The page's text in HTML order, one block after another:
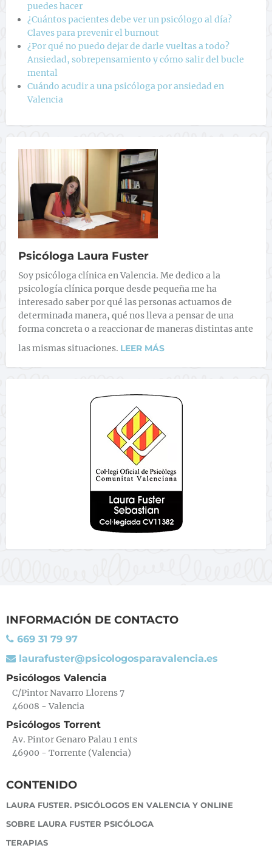
puedes hacer
¿Cuántos pacientes debe ver un psicólogo al día?
Claves para prevenir el burnout
¿Por qué no puedo dejar de darle vueltas a todo?
Ansiedad, sobrepensamiento y cómo salir del bucle
mental
Cuándo acudir a una psicóloga por ansiedad en
Valencia
Psicóloga Laura Fuster
Soy psicóloga clínica en Valencia. Me dedico a la
psicología clínica porque desde pequeña me ha
interesado saber por qué las personas actuamos de
determinada manera, qué nos lleva a pensar de una
forma concreta o a reaccionar de maneras distintas ante
las mismas situaciones. LEER MÁS
INFORMACIÓN DE CONTACTO
669 31 79 97
laurafuster@psicologosparavalencia.es
Psicólogos Valencia
C/Pintor Navarro Llorens 7
46008 - Valencia
Psicólogos Torrent
Av. Pintor Genaro Palau 1 ents
46900 - Torrente (Valencia)
CONTENIDO
LAURA FUSTER. PSICÓLOGOS EN VALENCIA Y ONLINE
SOBRE LAURA FUSTER PSICÓLOGA
TERAPIAS